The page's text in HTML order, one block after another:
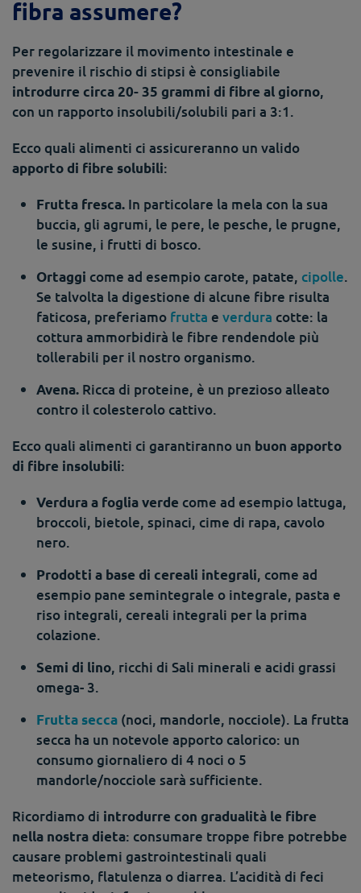
fibra assumere?
Per regolarizzare il movimento intestinale e
prevenire il rischio di stipsi è consigliabile
introdurre circa 20- 35 grammi di fibre al giorno,
con un rapporto insolubili/solubili pari a 3:1.
Ecco quali alimenti ci assicureranno un valido
apporto di fibre solubili:
Frutta fresca. In particolare la mela con la sua
buccia, gli agrumi, le pere, le pesche, le prugne,
le susine, i frutti di bosco.
Ortaggi come ad esempio carote, patate, cipolle.
Se talvolta la digestione di alcune fibre risulta
faticosa, preferiamo frutta e verdura cotte: la
cottura ammorbidirà le fibre rendendole più
tollerabili per il nostro organismo.
Avena. Ricca di proteine, è un prezioso alleato
contro il colesterolo cattivo.
Ecco quali alimenti ci garantiranno un buon apporto
di fibre insolubili:
Verdura a foglia verde come ad esempio lattuga,
broccoli, bietole, spinaci, cime di rapa, cavolo
nero.
Prodotti a base di cereali integrali, come ad
esempio pane semintegrale o integrale, pasta e
riso integrali, cereali integrali per la prima
colazione.
Semi di lino, ricchi di Sali minerali e acidi grassi
omega- 3.
Frutta secca (noci, mandorle, nocciole). La frutta
secca ha un notevole apporto calorico: un
consumo giornaliero di 4 noci o 5
mandorle/nocciole sarà sufficiente.
Ricordiamo di introdurre con gradualità le fibre
nella nostra dieta: consumare troppe fibre potrebbe
causare problemi gastrointestinali quali
meteorismo, flatulenza o diarrea. L’acidità di feci